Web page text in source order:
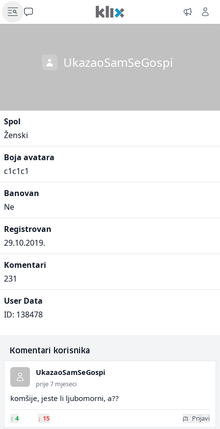
UkazaoSamSeGospi
Spol
Ženski
Boja avatara
c1c1c1
Banovan
Ne
Registrovan
29.10.2019.
Komentari
231
User Data
ID: 138478
Komentari korisnika
UkazaoSamSeGospi
prije 7 mjeseci
komšije, jeste li ljubomorni, a??
↑ 4 ↓ 15 Prijavi